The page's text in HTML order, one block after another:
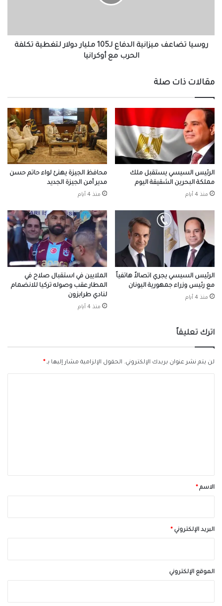
تكلفة
الحرب
روسيا تضاعف ميزانية الدفاع لـ105 مليار دولار لتغطية تكلفة
الحرب مع أوكرانيا
مقالات ذات صلة
الرئيس السيسي يستقبل ملك
مملكة البحرين الشقيقة اليوم
منذ 4 أيام
محافظ الجيزة يهنئ لواء حاتم حسن
مدير أمن الجيزة الجديد
منذ 4 أيام
الرئيس السيسي يجري اتصالاً هاتفياً
مع رئيس وزراء جمهورية اليونان
منذ 4 أيام
الملايين في استقبال صلاح في
المطار عقب وصوله تركيا للانضمام
لنادي طرابزون
منذ 4 أيام
اترك تعليقاً
لن يتم نشر عنوان بريدك الإلكتروني. الحقول الإلزامية مشار إليها بـ*
*الاسم*
البريد الإلكتروني*
الموقع الإلكتروني